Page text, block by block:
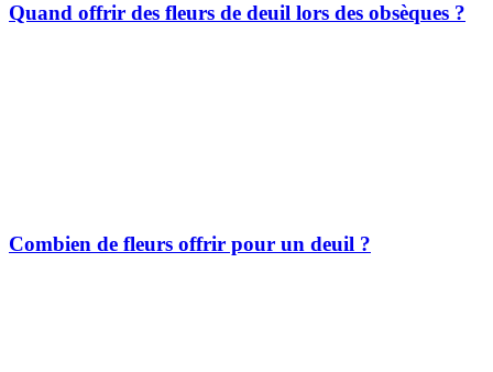
Quand offrir des fleurs de deuil lors des obsèques ?
Combien de fleurs offrir pour un deuil ?